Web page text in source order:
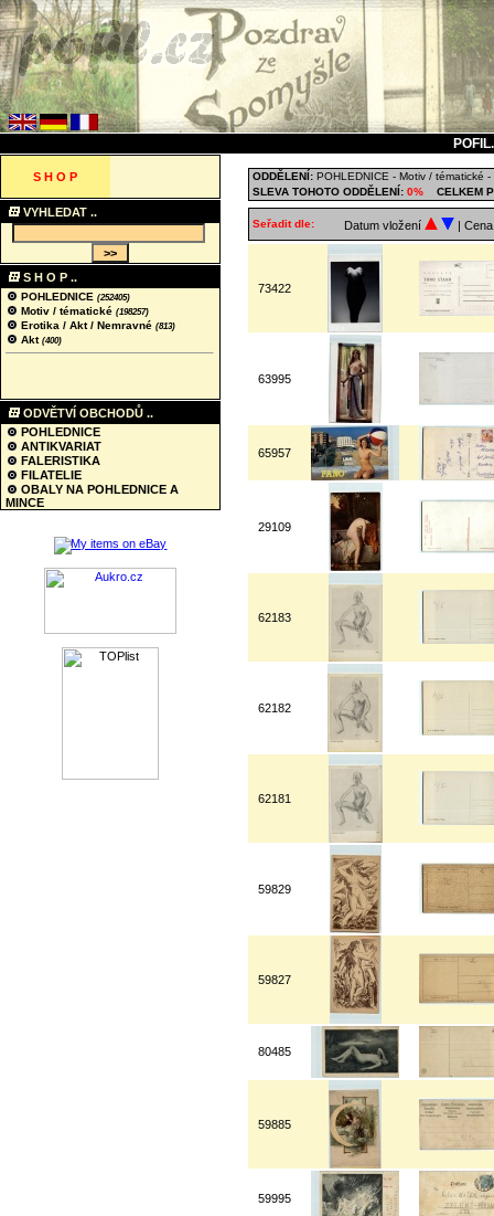
S H O P
VYHLEDAT ..
S H O P ..
POHLEDNICE (252405)
Motiv / tématické (198257)
Erotika / Akt / Nemravné (813)
Akt (400)
ODVĚTVÍ OBCHODŮ ..
POHLEDNICE
ANTIKVARIAT
FALERISTIKA
FILATELIE
OBALY NA POHLEDNICE A
MINCE
ODDĚLENÍ: POHLEDNICE - Motiv / tématické -
SLEVA TOHOTO ODDĚLENÍ: 0% CELKEM
Seřadit dle: Datum vložení |
73422
63995
65957
29109
62183
62182
62181
59829
59827
80485
59885
59995